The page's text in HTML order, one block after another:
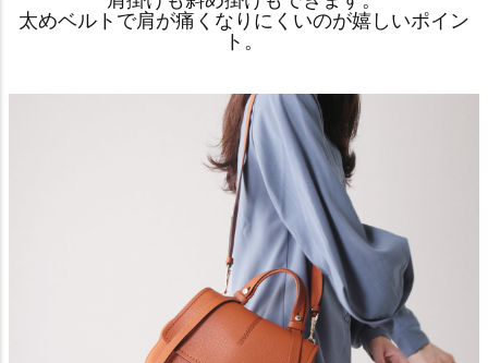
太めベルトで肩が痛くなりにくいのが嬉しいポイン
ト。